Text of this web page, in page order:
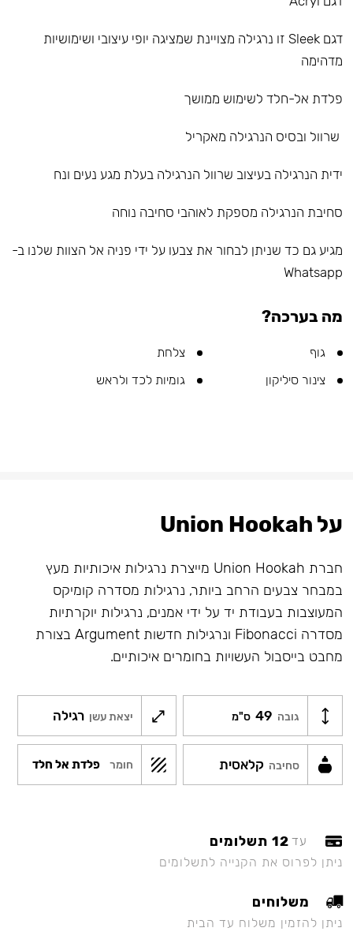
דגם Sleek זו נרגילה מצויינת שמציגה יופי עיצובי ושימושיות
מדהימה
פלדת אל-חלד לשימוש ממושך
שרוול ובסיס הנרגילה מאקריל
ידית הנרגילה בעיצוב שרוול הנרגילה בעלת מגע נעים ונח
סחיבת הנרגילה מספקת לאוהבי סחיבה נוחה
מגיע גם כד שניתן לבחור את צבעו על ידי פניה אל הצוות שלנו ב-
Whatsapp
מה בערכה?
גוף
צלחת
צינור סיליקון
גומיות לכד ולראש
על Union Hookah
חברת Union Hookah מייצרת נרגילות איכותיות מעץ
במבחר צבעים הרחב ביותר, נרגילות מסדרה קומיקס
המעוצבות בעבודת יד על ידי אמנים, נרגילות יוקרתיות
מסדרה Fibonacci ונרגילות חדשות Argument בצורת
מחבט בייסבול העשויות בחומרים איכותיים.
גובה 49 ס"מ יצאת עשן רגילה
סחיבה קלאסית חומר פלדת אל חלד
עד 12 תשלומים
ניתן לפרוס את הקנייה לתשלומים
משלוחים
ניתן להזמין משלוח עד הבית